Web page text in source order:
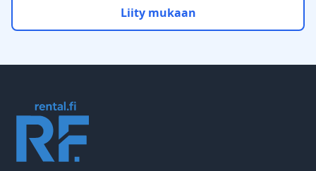
Liity mukaan